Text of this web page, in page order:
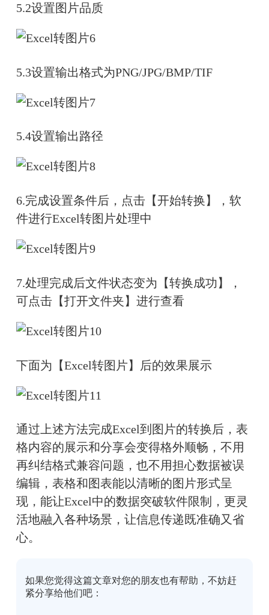
5.2设置图片品质
5.3设置输出格式为PNG/JPG/BMP/TIF
5.4设置输出路径
6.完成设置条件后，点击【开始转换】，软
件进行Excel转图片处理中
7.处理完成后文件状态变为【转换成功】，
可点击【打开文件夹】进行查看
下面为【Excel转图片】后的效果展示
通过上述方法完成Excel到图片的转换后，表
格内容的展示和分享会变得格外顺畅，不用
再纠结格式兼容问题，也不用担心数据被误
编辑，表格和图表能以清晰的图片形式呈
现，能让Excel中的数据突破软件限制，更灵
活地融入各种场景，让信息传递既准确又省
心。
如果您觉得这篇文章对您的朋友也有帮助，不妨赶
紧分享给他们吧：